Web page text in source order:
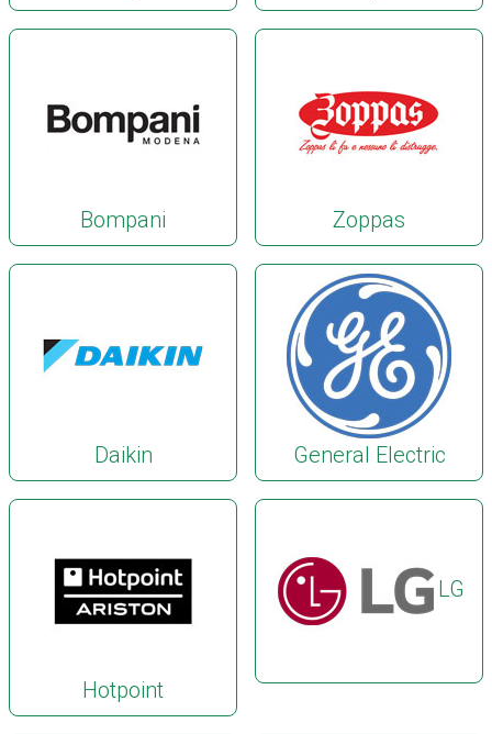
Bompani Zoppas
Daikin General Electric
Hotpoint
LG